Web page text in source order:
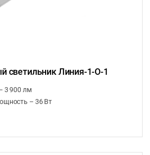
светильник Линия-1-О-1
3 900 лм
– 36 Вт